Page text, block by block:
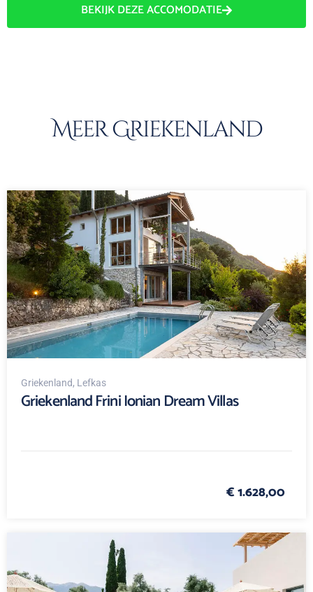
BEKIJK DEZE ACCOMODATIE
Meer Griekenland
Griekenland, Lefkas
Griekenland Frini Ionian Dream Villas
€ 1.628,00